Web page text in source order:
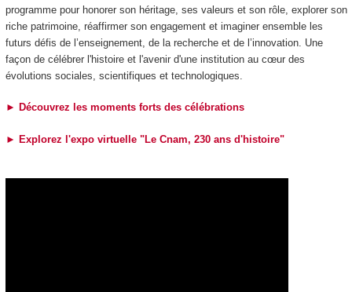
programme pour honorer son héritage, ses valeurs et son rôle, explorer son
riche patrimoine, réaffirmer son engagement et imaginer ensemble les
futurs défis de l’enseignement, de la recherche et de l’innovation. Une
façon de célébrer l'histoire et l'avenir d'une institution au cœur des
évolutions sociales, scientifiques et technologiques.
► Découvrez les moments forts des célébrations
► Explorez l'expo virtuelle "Le Cnam, 230 ans d'histoire"